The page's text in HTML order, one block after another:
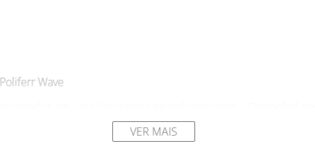
Wave
- Hastes do tipo espátula, também feitas de policarbonato,
VER MAIS